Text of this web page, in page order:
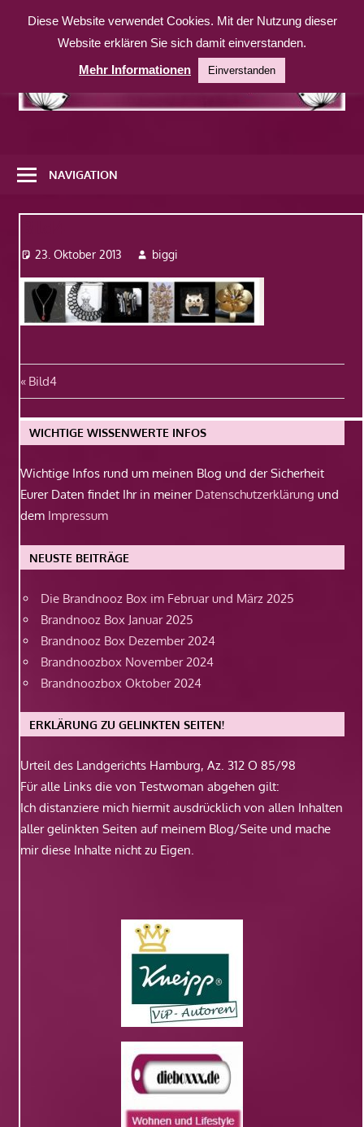
Inhalt
weitere
Website
NAVIGATION
23. Oktober 2013 biggi
Beitragsnavigation
Vorheriger
Beitrag:
Bild4
WICHTIGE WISSENWERTE INFOS
Wichtige Infos rund um meinen Blog und der Sicherheit
Eurer Daten findet Ihr in meiner Datenschutzerklärung und
dem Impressum
NEUSTE BEITRÄGE
Die Brandnooz Box im Februar und März 2025
Brandnooz Box Januar 2025
Brandnooz Box Dezember 2024
Brandnoozbox November 2024
Brandnoozbox Oktober 2024
ERKLÄRUNG ZU GELINKTEN SEITEN!
Urteil des Landgerichts Hamburg, Az. 312 O 85/98
Für alle Links die von Testwoman abgehen gilt:
Ich distanziere mich hiermit ausdrücklich von allen Inhalten
aller gelinkten Seiten auf meinem Blog/Seite und mache
mir diese Inhalte nicht zu Eigen.
Diese Website verwendet Cookies. Mit der Nutzung dieser
Website erklären Sie sich damit einverstanden.
Mehr Informationen
Einverstanden